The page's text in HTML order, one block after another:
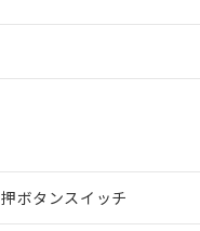
押ボタンスイッチ